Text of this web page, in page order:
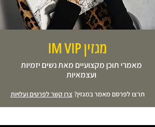
מגזין IM VIP
מאמרי תוכן מקצועיים מאת נשים יזמיות
ועצמאיות
תרצו לפרסם מאמר במגזין? צרו קשר לפרטים ועלויות